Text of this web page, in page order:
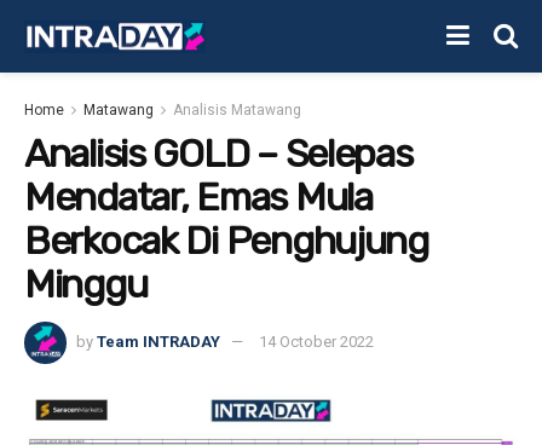
Home Matawang Analisis Matawang
Analisis GOLD – Selepas
Mendatar, Emas Mula
Berkocak Di Penghujung
Minggu
by Team INTRADAY 14 October 2022